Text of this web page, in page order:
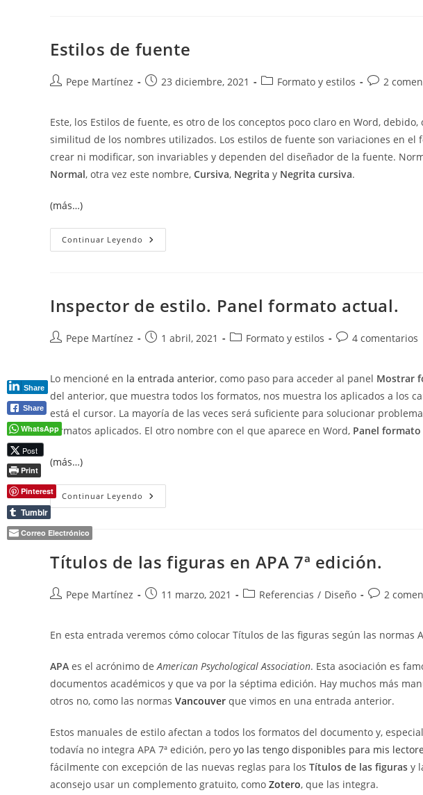
Estilos de fuente
Autor
entrada:
Pepe Martínez
Publicación
entrada:
23 diciembre, 2021
Categoría
entrada:
Formato y estilos
entrada:
2
Este, los Estilos de fuente, es otro de los conceptos poco claro en Word,
similitud de los nombres utilizados. Los estilos de fuente son variaciones en el
crear ni modificar, son invariables y dependen del diseñador de la fuente.
Normal, otra vez este nombre, Cursiva, Negrita y Negrita cursiva.
(más…)
Continuar Leyendo Estilos
De
Inspector de estilo. Panel formato actual.
Autor
entrada:
Pepe Martínez
Publicación
entrada:
1 abril, 2021
Categoría
entrada:
Formato y estilos
Comentarios
entrada:
4 comentarios
Lo mencioné en la entrada anterior, como paso para acceder al panel Mostrar
del anterior, que muestra todos los formatos, nos muestra los aplicados a los
está el cursor. La mayoría de las veces será suficiente para solucionar
formatos aplicados. El otro nombre con el que aparece en Word, Panel
(más…)
Continuar Leyendo Inspector
De
Títulos de las figuras en APA 7ª edición.
Autor
entrada:
Pepe Martínez
Publicación
entrada:
11 marzo, 2021
Categoría
entrada:
Referencias / Diseño
entrada:
2
En esta entrada veremos cómo colocar Títulos de las figuras según las normas
APA es el acrónimo deAmerican Psychological Association. Esta asociación es
documentos académicos y que va por la séptima edición. Hay muchos más
otros no, como las normas Vancouver que vimos en una entrada anterior.
Estos manuales de estilo afectan a todos los formatos del documento y,
todavía no integra APA 7ª edición, pero yo las tengo disponibles para mis
fácilmente con excepción de las nuevas reglas para los Títulos de las figuras y
aconsejo usar un complemento gratuito, como Zotero, que las integra.
Share
Share
WhatsApp
Post
Print
Pinterest
Tumblr
Correo Electrónico